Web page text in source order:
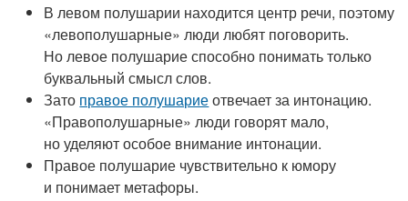
В левом полушарии находится центр речи, поэтому
«левополушарные» люди любят поговорить.
Но левое полушарие способно понимать только
буквальный смысл слов.
Зато правое полушариеотвечает за интонацию.
«Правополушарные» люди говорят мало,
но уделяют особое внимание интонации.
Правое полушарие чувствительно к юмору
и понимает метафоры.